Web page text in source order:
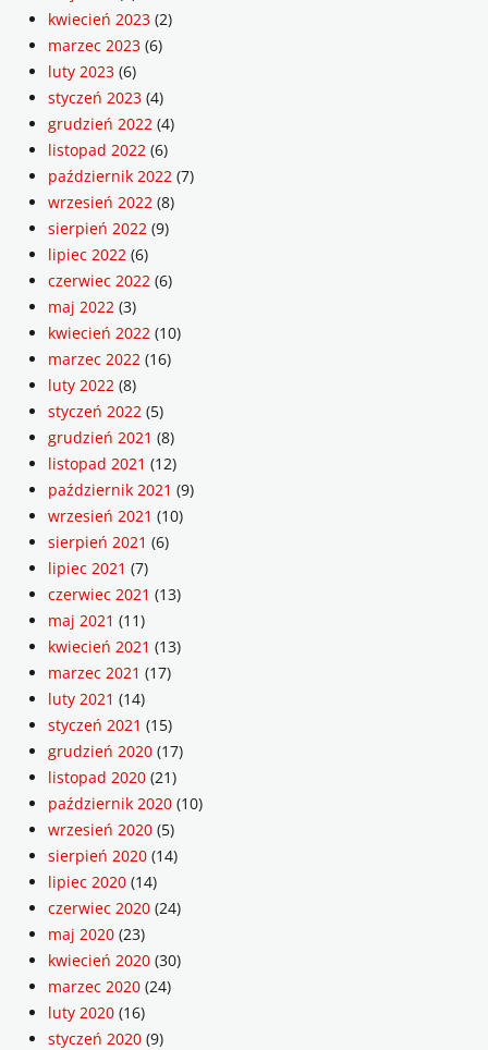
kwiecień 2023 (2)
marzec 2023 (6)
luty 2023 (6)
styczeń 2023 (4)
grudzień 2022 (4)
listopad 2022 (6)
październik 2022 (7)
wrzesień 2022 (8)
sierpień 2022 (9)
lipiec 2022 (6)
czerwiec 2022 (6)
maj 2022 (3)
kwiecień 2022 (10)
marzec 2022 (16)
luty 2022 (8)
styczeń 2022 (5)
grudzień 2021 (8)
listopad 2021 (12)
październik 2021 (9)
wrzesień 2021 (10)
sierpień 2021 (6)
lipiec 2021 (7)
czerwiec 2021 (13)
maj 2021 (11)
kwiecień 2021 (13)
marzec 2021 (17)
luty 2021 (14)
styczeń 2021 (15)
grudzień 2020 (17)
listopad 2020 (21)
październik 2020 (10)
wrzesień 2020 (5)
sierpień 2020 (14)
lipiec 2020 (14)
czerwiec 2020 (24)
maj 2020 (23)
kwiecień 2020 (30)
marzec 2020 (24)
luty 2020 (16)
styczeń 2020 (9)